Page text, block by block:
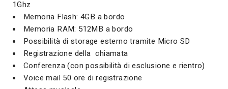
1Ghz
Memoria Flash: 4GB a bordo
Memoria RAM: 512MB a bordo
Possibilità di storage esterno tramite Micro SD
Registrazione della chiamata
Conferenza (con possibilità di esclusione e rientro)
Voice mail 50 ore di registrazione